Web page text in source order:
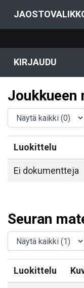
KIRJAUDU
Joukkueen
Luokittelu
Ei dokumentteja
Seuran
Luokittelu